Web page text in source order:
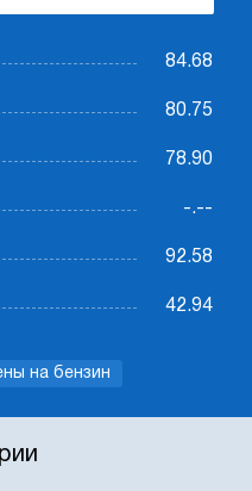
84.68
80.75
78.90
-.--
92.58
42.94
на бензин